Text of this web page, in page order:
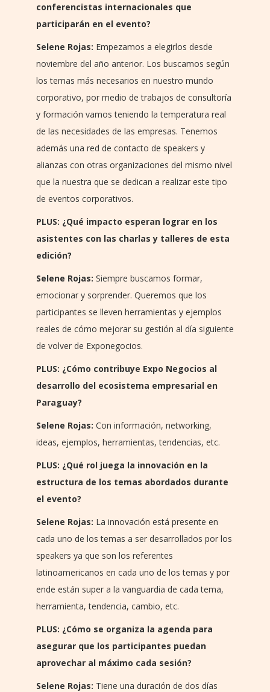
conferencistas internacionales que
participarán en el evento?
Selene Rojas: Empezamos a elegirlos desde
noviembre del año anterior. Los buscamos según
los temas más necesarios en nuestro mundo
corporativo, por medio de trabajos de consultoría
y formación vamos teniendo la temperatura real
de las necesidades de las empresas. Tenemos
además una red de contacto de speakers y
alianzas con otras organizaciones del mismo nivel
que la nuestra que se dedican a realizar este tipo
de eventos corporativos.
PLUS: ¿Qué impacto esperan lograr en los
asistentes con las charlas y talleres de esta
edición?
Selene Rojas: Siempre buscamos formar,
emocionar y sorprender. Queremos que los
participantes se lleven herramientas y ejemplos
reales de cómo mejorar su gestión al día siguiente
de volver de Exponegocios.
PLUS: ¿Cómo contribuye Expo Negocios al
desarrollo del ecosistema empresarial en
Paraguay?
Selene Rojas: Con información, networking,
ideas, ejemplos, herramientas, tendencias, etc.
PLUS: ¿Qué rol juega la innovación en la
estructura de los temas abordados durante
el evento?
Selene Rojas: La innovación está presente en
cada uno de los temas a ser desarrollados por los
speakers ya que son los referentes
latinoamericanos en cada uno de los temas y por
ende están super a la vanguardia de cada tema,
herramienta, tendencia, cambio, etc.
PLUS: ¿Cómo se organiza la agenda para
asegurar que los participantes puedan
aprovechar al máximo cada sesión?
Selene Rojas: Tiene una duración de dos días